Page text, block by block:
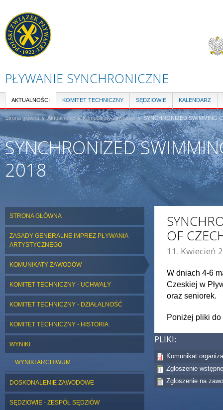
PŁYWANIE SYNCHRONICZNE
AKTUALNOŚCI KOMITET TECHNICZNY SĘDZIOWIE KALENDARZ
Strona główna Aktualności Komunikaty zawodów SYNCHRONIZED SWIMMING
SYNCHRONIZED
2018
STRONA GŁÓWNA
ZASADY GENERALNE IMPREZ PŁYWANIA
ARTYSTYCZNEGO
KOMUNIKATY ZAWODÓW
KOMITET TECHNICZNY - UCHWAŁY
KOMITET TECHNICZNY - DZIAŁALNOŚĆ
KOMITET TECHNICZNY - HISTORIA
WYNIKI
WYNIKI ARCHIWUM
DOSKONALENIE ZAWODOWE
SĘDZIOWIE - ZESPÓŁ SĘDZIÓW
OF
11. Kwiecień
W dniach 4-6
Czeskiej w
oraz seniorek.
Poniżej pliki do
PLIKI:
Komunikat
Zgłoszenie wstępne
Zgłoszenie na